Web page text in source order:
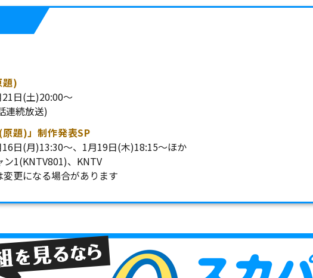
題)
日(土)20:00～
連続放送)
原題)」制作発表SP
日(月)13:30～、1月19日(木)18:15～ほか
1(KNTV801)、KNTV
更になる場合があります